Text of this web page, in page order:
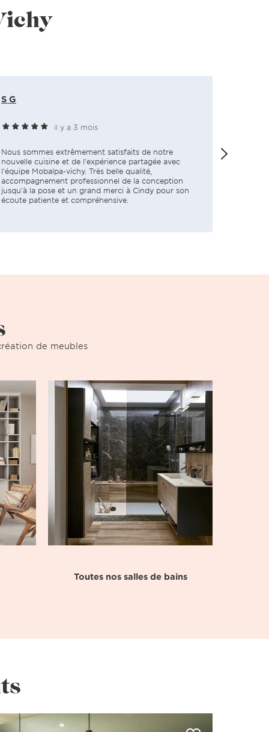
S G
il y a 3 mois
Nous sommes extrêmement satisfaits de notre
nouvelle cuisine et de l'expérience partagée avec
l'équipe Mobalpa-vichy. Très belle qualité,
accompagnement professionnel de la conception
jusqu'à la pose et un grand merci à Cindy pour son
écoute patiente et compréhensive.
de meubles
Toutes nos salles de bains